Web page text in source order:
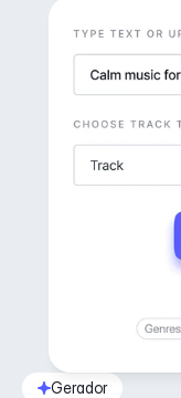
Gerador